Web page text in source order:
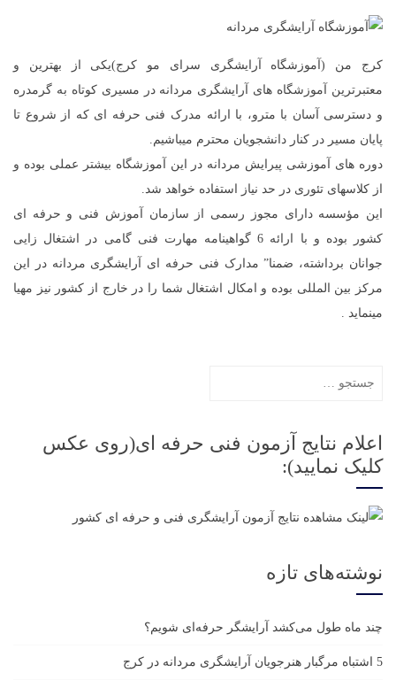
کرج من (آموزشگاه آرایشگری سرای مو کرج)یکی از بهترین و
معتبرترین آموزشگاه های آرایشگری مردانه در مسیری کوتاه به گرمدره
و دسترسی آسان با مترو، با ارائه مدرک فنی حرفه ای که از شروع تا
پایان مسیر در کنار دانشجویان محترم میباشیم.
دوره های آموزشی پیرایش مردانه در این آموزشگاه بیشتر عملی بوده و
از کلاسهای تئوری در حد نیاز استفاده خواهد شد.
این مؤسسه دارای مجوز رسمی از سازمان آموزش فنی و حرفه ای
کشور بوده و با ارائه 6 گواهینامه مهارت فنی گامی در اشتغال زایی
جوانان برداشته، ضمنا” مدارک فنی حرفه ای آرایشگری مردانه در این
مرکز بین المللی بوده و امکال اشتغال شما را در خارج از کشور نیز مهیا
مینماید .
اعلام نتایج آزمون فنی حرفه ای(روی عکس
کلیک نمایید):
نوشته‌های تازه
چند ماه طول می‌کشد آرایشگر حرفه‌ای شویم؟
5 اشتباه مرگبار هنرجویان آرایشگری مردانه در کرج